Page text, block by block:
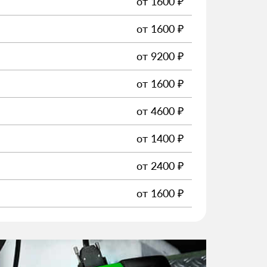
от 1600 ₽
от 9200 ₽
от 1600 ₽
от 4600 ₽
от 1400 ₽
от 2400 ₽
от 1600 ₽